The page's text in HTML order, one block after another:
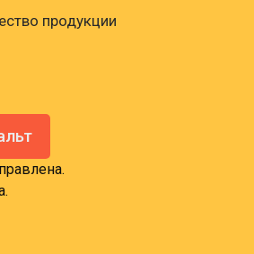
продукции